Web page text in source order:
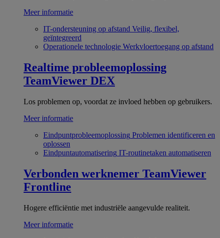
Meer informatie
IT-ondersteuning op afstand Veilig, flexibel,
geïntegreerd
Operationele technologie Werkvloertoegang op afstand
Realtime probleemoplossing
TeamViewer DEX
Los problemen op, voordat ze invloed hebben op gebruikers.
Meer informatie
Eindpuntprobleemoplossing Problemen identificeren en
oplossen
Eindpuntautomatisering IT-routinetaken automatiseren
Verbonden werknemer TeamViewer
Frontline
Hogere efficiëntie met industriële aangevulde realiteit.
Meer informatie